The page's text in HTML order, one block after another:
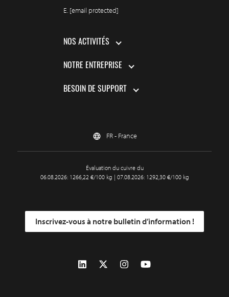
E. [email protected]
NOS ACTIVITÉS
NOTRE ENTREPRISE
BESOIN DE SUPPORT
FR - France
Évaluation du cuivre du
06.08.2026: 1266,22 €/100 kg | 07.08.2026: 1292,30 €/100 kg
Inscrivez-vous à notre bulletin d’information !